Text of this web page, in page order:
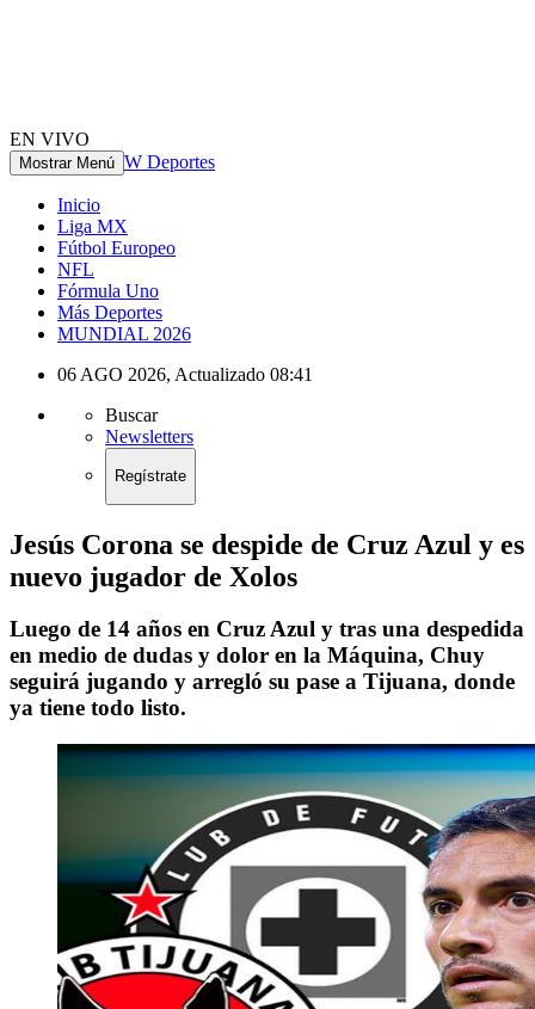
EN VIVO
Mostrar Menú W Deportes
Inicio
Liga MX
Fútbol Europeo
NFL
Fórmula Uno
Más Deportes
MUNDIAL 2026
06 AGO 2026, Actualizado 08:41
Buscar
Newsletters
Regístrate
Jesús Corona se despide de Cruz Azul y es
nuevo jugador de Xolos
Luego de 14 años en Cruz Azul y tras una despedida
en medio de dudas y dolor en la Máquina, Chuy
seguirá jugando y arregló su pase a Tijuana, donde
ya tiene todo listo.